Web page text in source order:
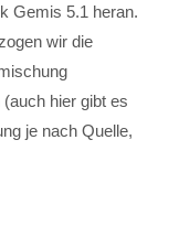
Gemis 5.1 heran.
wir die
hier gibt es
je nach Quelle,